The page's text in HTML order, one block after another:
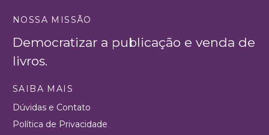
NOSSA MISSÃO
Democratizar a publicação e venda de
livros.
SAIBA MAIS
Dúvidas e Contato
Política de Privacidade